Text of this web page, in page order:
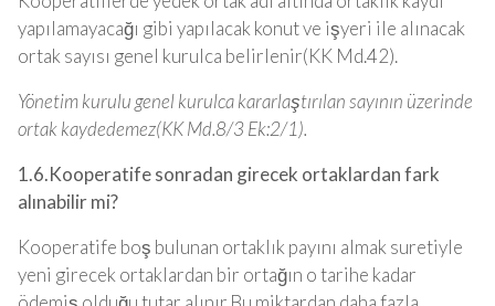
yapılamayacağı gibi yapılacak konut ve işyeri ile alınacak
ortak sayısı genel kurulca belirlenir(KK Md.42).
Yönetim kurulu genel kurulca kararlaştırılan sayının üzerinde
ortak kaydedemez(KK Md.8/3 Ek:2/1).
1.6.Kooperatife sonradan girecek ortaklardan fark
alınabilir mi?
Kooperatife boş bulunan ortaklık payını almak suretiyle
yeni girecek ortaklardan bir ortağın o tarihe kadar